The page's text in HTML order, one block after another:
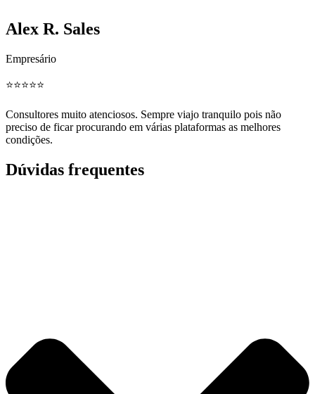
Alex R. Sales
Empresário
⭐️⭐️⭐️⭐️⭐️
Consultores muito atenciosos. Sempre viajo tranquilo pois não
preciso de ficar procurando em várias plataformas as melhores
condições.
Dúvidas frequentes